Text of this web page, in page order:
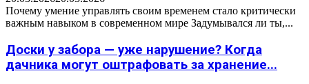
Почему умение управлять своим временем стало критически
важным навыком в современном мире Задумывался ли ты,...
Доски у забора — уже нарушение? Когда
дачника могут оштрафовать за хранение...